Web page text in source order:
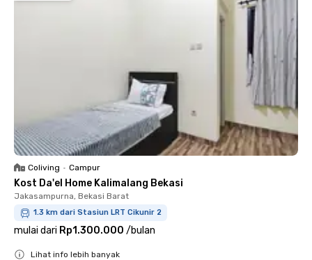
Coliving • Campur
Kost Da'el Home Kalimalang Bekasi
Jakasampurna, Bekasi Barat
1.3 km dari Stasiun LRT Cikunir 2
mulai dari Rp1.300.000 /bulan
Lihat info lebih banyak